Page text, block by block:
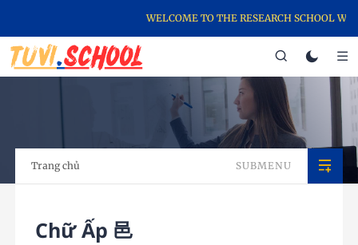
WELCOME TO THE RESEARCH SCHOOL
Trang chủ SUBMENU
Chữ Ấp 邑